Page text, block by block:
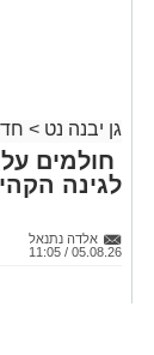
לראשונה
הריקודים
גן יבנה נט >
חולמים
לגינה
אלדה נתנאל
05.08.26 / 11:05